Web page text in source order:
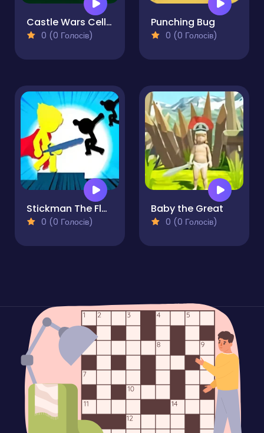
Castle Wars Cell Battle
0 (0 Голосів)
Punching Bug
0 (0 Голосів)
Stickman The Flash
0 (0 Голосів)
Baby the Great
0 (0 Голосів)